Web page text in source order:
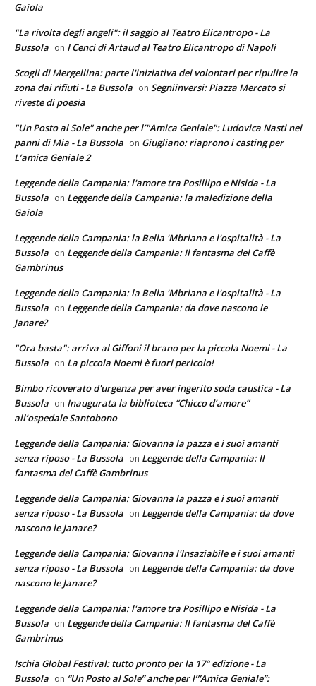
Gaiola
"La rivolta degli angeli": il saggio al Teatro Elicantropo - La
Bussola on I Cenci di Artaud al Teatro Elicantropo di Napoli
Scogli di Mergellina: parte l'iniziativa dei volontari per ripulire la
zona dai rifiuti - La Bussola on Segniinversi: Piazza Mercato si
riveste di poesia
"Un Posto al Sole" anche per l’"Amica Geniale": Ludovica Nasti nei
panni di Mia - La Bussola on Giugliano: riaprono i casting per
L’amica Geniale 2
Leggende della Campania: l'amore tra Posillipo e Nisida - La
Bussola on Leggende della Campania: la maledizione della
Gaiola
Leggende della Campania: la Bella 'Mbriana e l'ospitalità - La
Bussola on Leggende della Campania: Il fantasma del Caffè
Gambrinus
Leggende della Campania: la Bella 'Mbriana e l'ospitalità - La
Bussola on Leggende della Campania: da dove nascono le
Janare?
"Ora basta": arriva al Giffoni il brano per la piccola Noemi - La
Bussola on La piccola Noemi è fuori pericolo!
Bimbo ricoverato d'urgenza per aver ingerito soda caustica - La
Bussola on Inaugurata la biblioteca “Chicco d’amore”
all’ospedale Santobono
Leggende della Campania: Giovanna la pazza e i suoi amanti
senza riposo - La Bussola on Leggende della Campania: Il
fantasma del Caffè Gambrinus
Leggende della Campania: Giovanna la pazza e i suoi amanti
senza riposo - La Bussola on Leggende della Campania: da dove
nascono le Janare?
Leggende della Campania: Giovanna l'Insaziabile e i suoi amanti
senza riposo - La Bussola on Leggende della Campania: da dove
nascono le Janare?
Leggende della Campania: l'amore tra Posillipo e Nisida - La
Bussola on Leggende della Campania: Il fantasma del Caffè
Gambrinus
Ischia Global Festival: tutto pronto per la 17° edizione - La
Bussola on “Un Posto al Sole” anche per l’”Amica Geniale”: